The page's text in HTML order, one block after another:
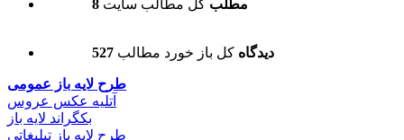
8 مطلب کل مطالب سایت
527 دیدگاه کل باز خورد مطالب
طرح لایه باز عمومی
آتلیه عکس عروس
بکگراند لایه باز
طرح لایه باز تبلیغاتی